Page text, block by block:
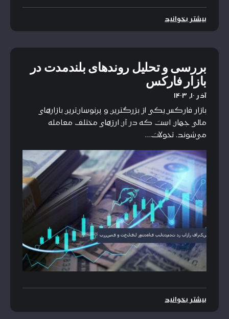
بیشتر بخوانید
بررسی و تحلیل روندهای بلندمدت در
بازار فارکس
آذر ۱۰, ۱۴۰۳
بازار فارکس یکی از بزرگترین و پرنوسان‌ترین بازارهای
مالی جهان است که در آن ارزهای مختلف معامله
می‌شوند. تحولات…
بیشتر بخوانید